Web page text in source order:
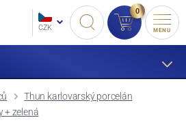
CZK
0
MENU
Thun karlovarský porcelán
+ zelená